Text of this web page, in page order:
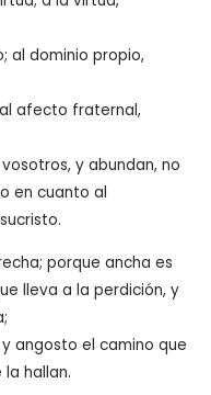
al dominio propio,
afecto fraternal,
y abundan, no
en cuanto al
porque ancha es
lleva a la perdición, y
angosto el camino que
hallan.